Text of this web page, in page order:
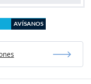
AVÍSANOS